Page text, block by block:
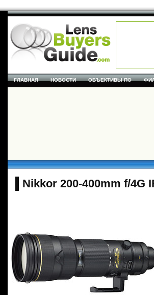
ГЛАВНАЯ НОВОСТИ ОБЪЕКТИВЫ ПО
Nikkor 200-400mm f/4G